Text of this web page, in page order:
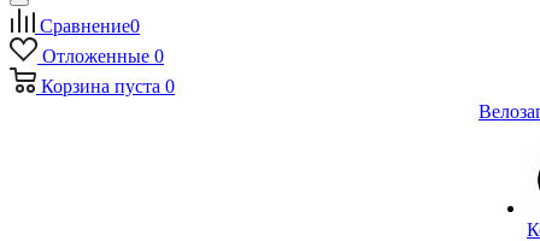
Сравнение0
Отложенные 0
Корзина пуста 0